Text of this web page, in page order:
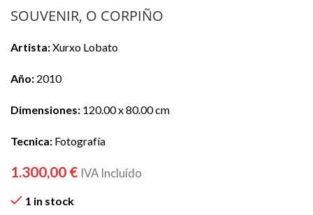
SOUVENIR, O CORPIÑO
Artista:Xurxo Lobato
Año: 2010
Dimensiones: 120.00 x 80.00 cm
Tecnica: Fotografía
1.300,00 € IVA Incluído
1 in stock